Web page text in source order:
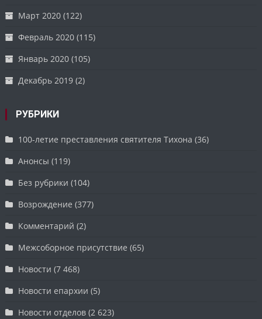
Март 2020 (122)
Февраль 2020 (115)
Январь 2020 (105)
Декабрь 2019 (2)
РУБРИКИ
100-летие преставления святителя Тихона (36)
Анонсы (119)
Без рубрики (104)
Возрождение (377)
Комментарий (2)
Межсоборное присутствие (65)
Новости (7 468)
Новости епархии (5)
Новости отделов (2 623)